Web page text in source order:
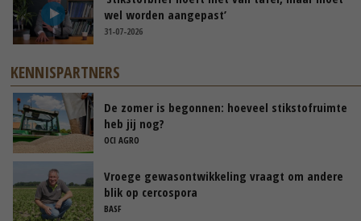
wel worden aangepast’
31-07-2026
KENNISPARTNERS
De zomer is begonnen: hoeveel stikstofruimte
heb jij nog?
OCI AGRO
Vroege gewasontwikkeling vraagt om andere
blik op cercospora
BASF